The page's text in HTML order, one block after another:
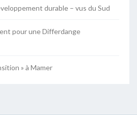
durable – vus du Sud
pour une Differdange
» à Mamer